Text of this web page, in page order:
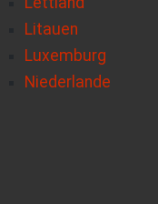
Litauen
Luxemburg
Niederlande